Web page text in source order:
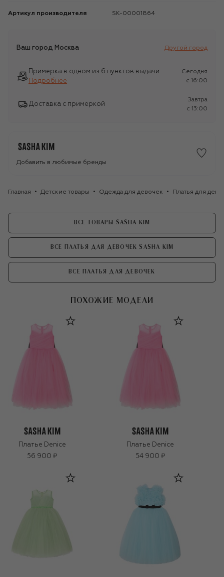
Артикул производителя SK-00001864
Ваш город Москва Другой город
Примерка в одном из 6 пунктов выдачи
Подробнее
Сегодня
c 16:00
Доставка с примеркой
Завтра
c 13:00
Добавить в любимые бренды
Главная Детские товары Одежда для девочек Платья для
ВСЕ ТОВАРЫ SASHA KIM
ВСЕ ПЛАТЬЯ ДЛЯ ДЕВОЧЕК SASHA KIM
ВСЕ ПЛАТЬЯ ДЛЯ ДЕВОЧЕК
ПОХОЖИЕ МОДЕЛИ
Платье Denice
56 900 ₽
Платье Denice
54 900 ₽